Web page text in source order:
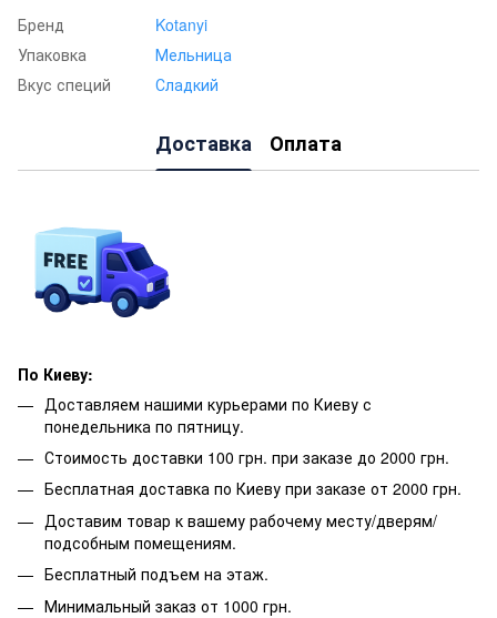
Бренд
Kotanyi
Упаковка
Мельница
Вкус специй
Сладкий
Доставка Оплата
По Киеву:
Доставляем нашими курьерами по Киеву с
понедельника по пятницу.
Стоимость доставки 100 грн. при заказе до 2000 грн.
Бесплатная доставка по Киеву при заказе от 2000 грн.
Доставим товар к вашему рабочему месту/дверям/
подсобным помещениям.
Бесплатный подъем на этаж.
Минимальный заказ от 1000 грн.